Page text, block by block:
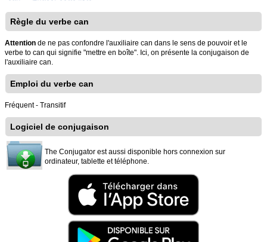
Règle du verbe can
Attention de ne pas confondre l'auxiliaire can dans le sens de pouvoir et le
verbe to can qui signifie "mettre en boîte". Ici, on présente la conjugaison de
l'auxiliaire can.
Emploi du verbe can
Fréquent - Transitif
Logiciel de conjugaison
The Conjugator est aussi disponible hors connexion sur
ordinateur, tablette et téléphone.